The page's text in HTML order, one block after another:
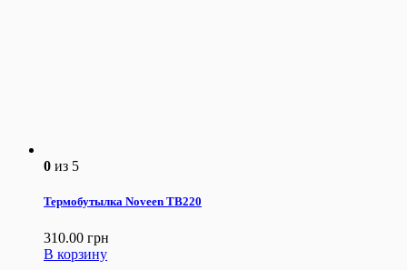
0 из 5
Термобутылка Noveen ТВ220
310.00 грн
В корзину